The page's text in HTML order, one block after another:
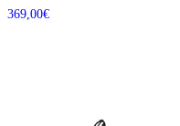
369,00€